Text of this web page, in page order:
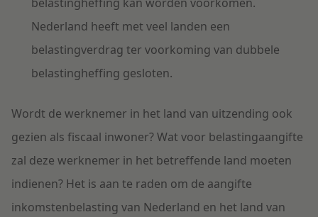
Nederland heeft met veel landen een
belastingverdrag ter voorkoming van dubbele
belastingheffing gesloten.
Wordt de werknemer in het land van uitzending ook
gezien als fiscaal inwoner? Wat voor belastingaangifte
zal deze werknemer in het betreffende land moeten
indienen? Het is aan te raden om de aangifte
inkomstenbelasting van Nederland en het land van